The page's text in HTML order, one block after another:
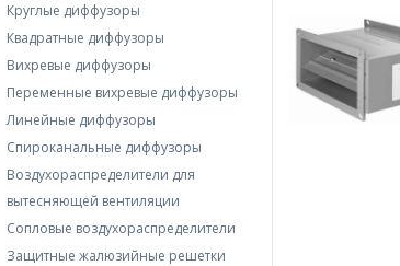
Круглые диффузоры
Квадратные диффузоры
Вихревые диффузоры
Переменные вихревые диффузоры
Линейные диффузоры
Спироканальные диффузоры
Воздухораспределители для
вытесняющей вентиляции
Сопловые воздухораспределители
Защитные жалюзийные решетки